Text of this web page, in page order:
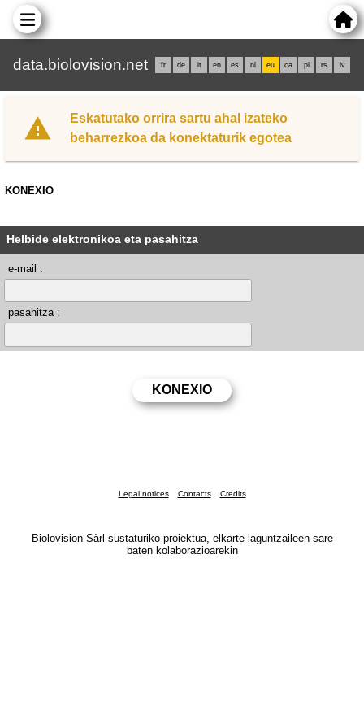
data.biolovision.net fr de it en es nl eu ca pl rs lv
Eskatutako orrira sartu ahal izateko
beharrezkoa da konektaturik egotea
KONEXIO
Helbide elektronikoa eta pasahitza
e-mail :
pasahitza :
Legal notices Contacts Credits
Biolovision Sàrl sustaturiko proiektua, elkarte laguntzaileen sare
baten kolaborazioarekin